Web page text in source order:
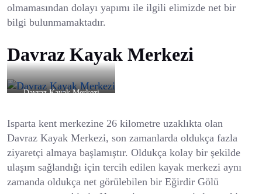
olmamasından dolayı yapımı ile ilgili elimizde net bir
bilgi bulunmamaktadır.
Davraz Kayak Merkezi
Davraz Kayak Merkezi
Isparta kent merkezine 26 kilometre uzaklıkta olan
Davraz Kayak Merkezi, son zamanlarda oldukça fazla
ziyaretçi almaya başlamıştır. Oldukça kolay bir şekilde
ulaşım sağlandığı için tercih edilen kayak merkezi aynı
zamanda oldukça net görülebilen bir Eğirdir Gölü